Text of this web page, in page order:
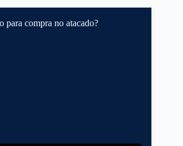
para compra no atacado?